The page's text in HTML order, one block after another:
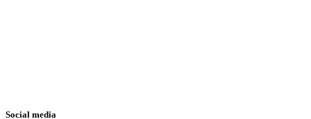
Social media